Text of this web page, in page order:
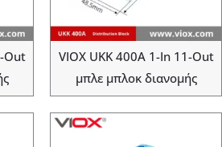
Out
VIOX UKK 400A 1-In 11-Out
μπλε μπλοκ διανομής